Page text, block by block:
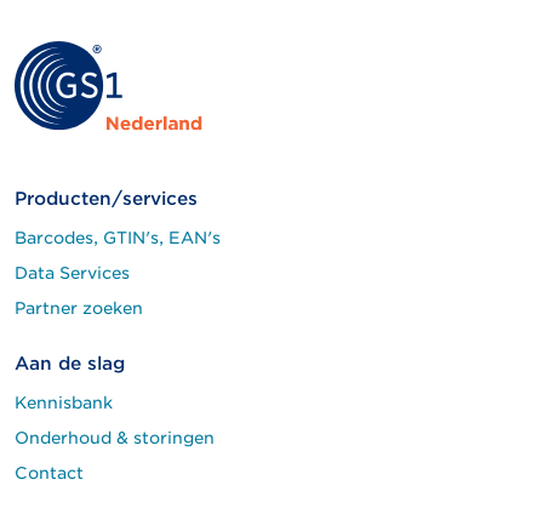
Producten/services
Barcodes, GTIN's, EAN's
Data Services
Partner zoeken
Aan de slag
Kennisbank
Onderhoud & storingen
Contact